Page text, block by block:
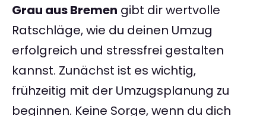
Grau aus Bremen gibt dir wertvolle
Ratschläge, wie du deinen Umzug
erfolgreich und stressfrei gestalten
kannst. Zunächst ist es wichtig,
frühzeitig mit der Umzugsplanung zu
beginnen. Keine Sorge, wenn du dich